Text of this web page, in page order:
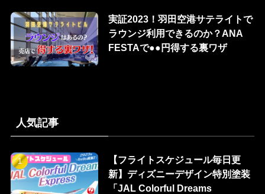
実証2023！羽田空港サテライトで
ラウンジ利用できるのか？ANA
FESTAで●●円得する裏ワザ
人気記事
【フライトスケジュール毎日更
新】ディズニーデザイン特別塗装
「JAL Colorful Dreams